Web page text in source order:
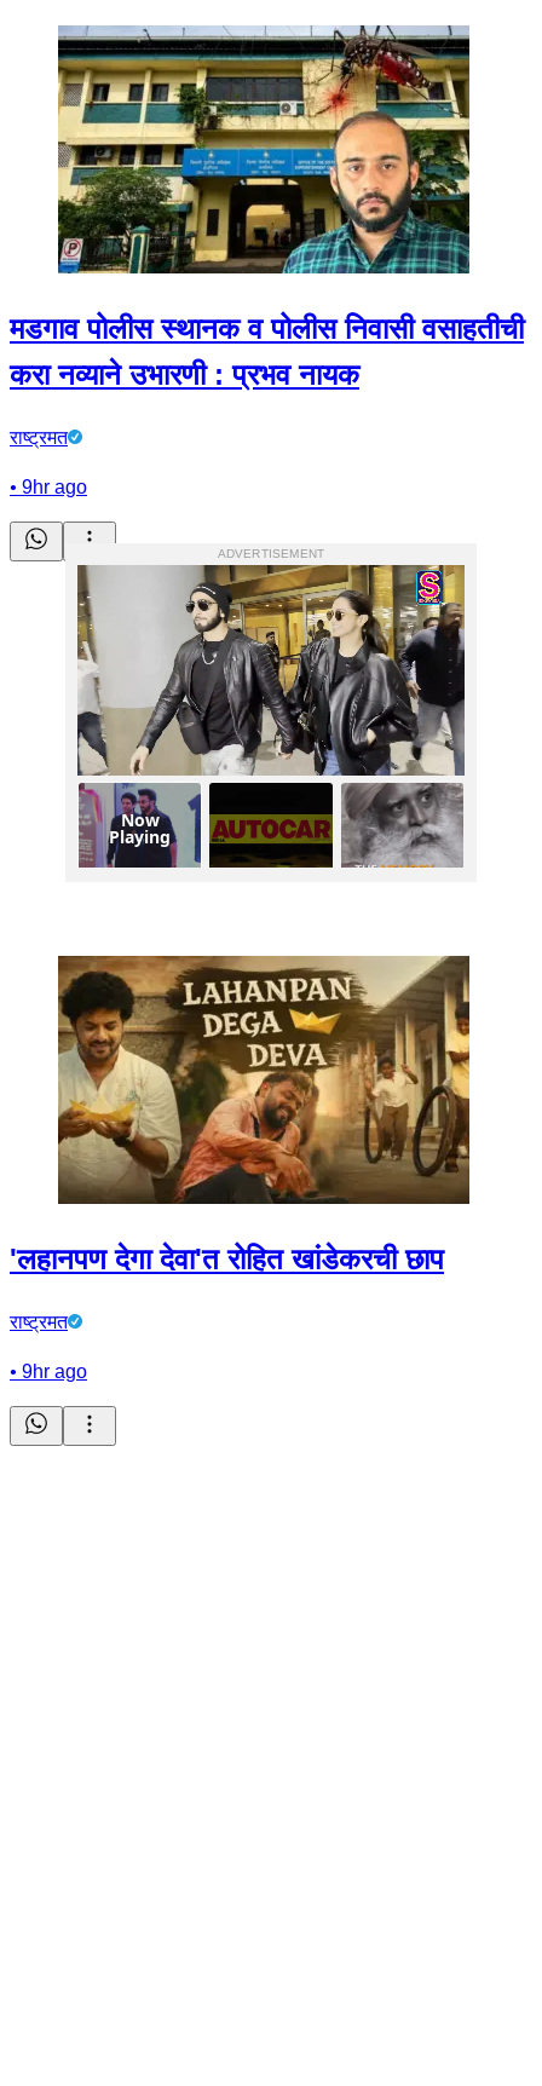
मडगाव पोलीस स्थानक व पोलीस निवासी वसाहतीची
करा नव्याने उभारणी : प्रभव नायक
राष्ट्रमत
• 9hr ago
ADVERTISEMENT
Now
Playing
'लहानपण देगा देवा'त रोहित खांडेकरची छाप
राष्ट्रमत
• 9hr ago